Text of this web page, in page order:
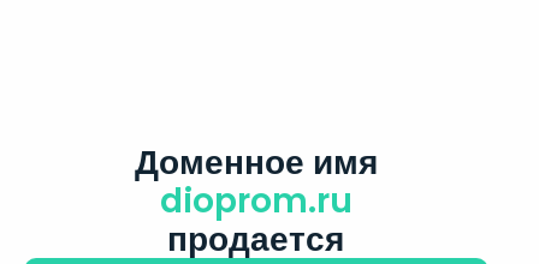
Доменное имя
dioprom.ru
продается